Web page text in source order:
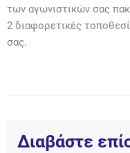
των αγωνιστικών σας
2 διαφορετικές
σας.
Διαβάστε